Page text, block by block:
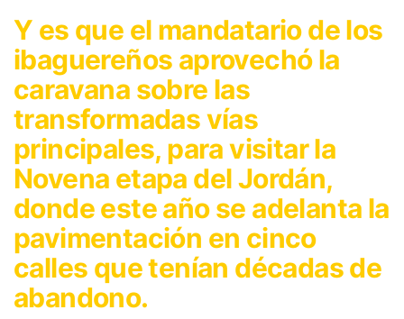
Y es que el mandatario de los
ibaguereños aprovechó la
caravana sobre las
transformadas vías
principales, para visitar la
Novena etapa del Jordán,
donde este año se adelanta la
pavimentación en cinco
calles que tenían décadas de
abandono.